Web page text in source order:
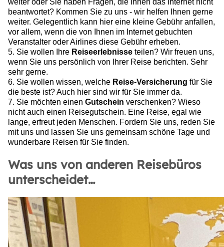
weiter oder Sie haben Fragen, die Ihnen das Internet nicht
beantwortet? Kommen Sie zu uns - wir helfen Ihnen gerne
weiter. Gelegentlich kann hier eine kleine Gebühr anfallen,
vor allem, wenn die von Ihnen im Internet gebuchten
Veranstalter oder Airlines diese Gebühr erheben.
5. Sie wollen Ihre Reiseerlebnisse teilen? Wir freuen uns,
wenn Sie uns persönlich von Ihrer Reise berichten. Sehr
sehr gerne.
6. Sie wollen wissen, welche Reise-Versicherung für Sie
die beste ist? Auch hier sind wir für Sie immer da.
7. Sie möchten einen Gutschein verschenken? Wieso
nicht auch einen Reisegutschein. Eine Reise, egal wie
lange, erfreut jeden Menschen. Fordern Sie uns, reden Sie
mit uns und lassen Sie uns gemeinsam schöne Tage und
wunderbare Reisen für Sie finden.
Was uns von anderen Reisebüros
unterscheidet…